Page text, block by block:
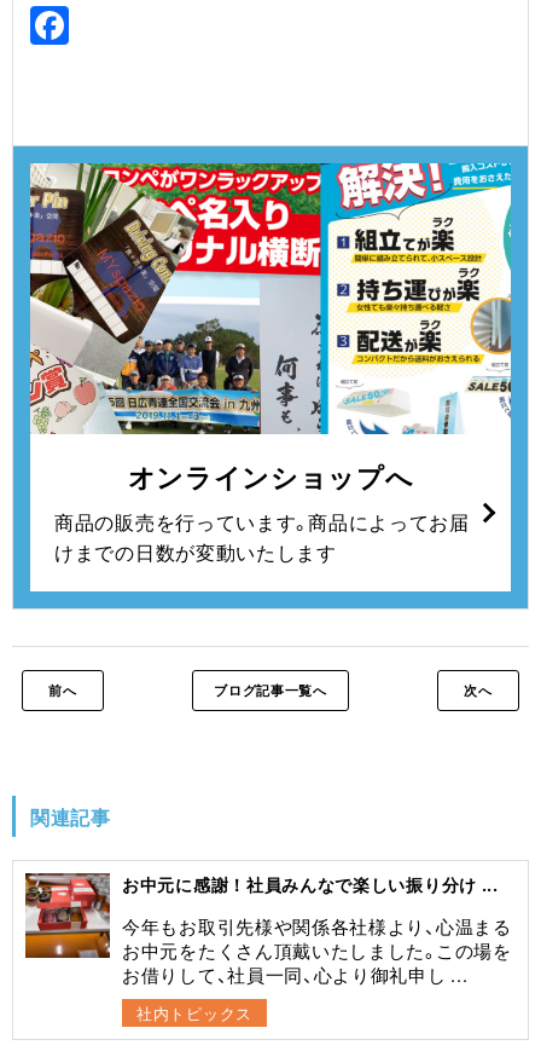
オンラインショップへ
商品の販売を行っています。商品によってお届
けまでの日数が変動いたします
前へ ブログ記事一覧へ 次へ
関連記事
お中元に感謝！社員みんなで楽しい振り分け ...
今年もお取引先様や関係各社様より、心温まる
お中元をたくさん頂戴いたしました。この場を
お借りして、社員一同、心より御礼申し ...
社内トピックス